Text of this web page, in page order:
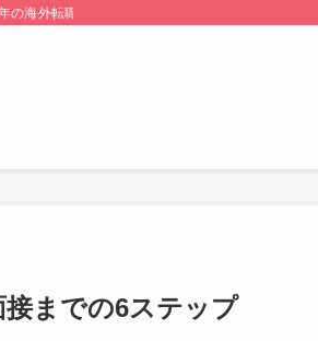
海外転職のプロが監修・運営しています。
までの6ステップ